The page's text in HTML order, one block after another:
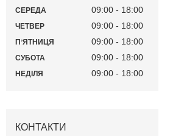
СЕРЕДА 09:00 18:00
ЧЕТВЕР 09:00 18:00
ПʼЯТНИЦЯ 09:00 18:00
СУБОТА 09:00 18:00
НЕДІЛЯ 09:00 18:00
КОНТАКТИ